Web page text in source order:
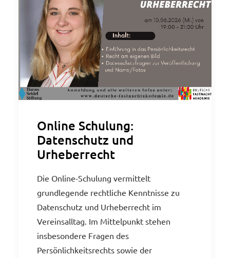
Online Schulung:
Datenschutz und
Urheberrecht
Die Online-Schulung vermittelt
grundlegende rechtliche Kenntnisse zu
Datenschutz und Urheberrecht im
Vereinsalltag. Im Mittelpunkt stehen
insbesondere Fragen des
Persönlichkeitsrechts sowie der